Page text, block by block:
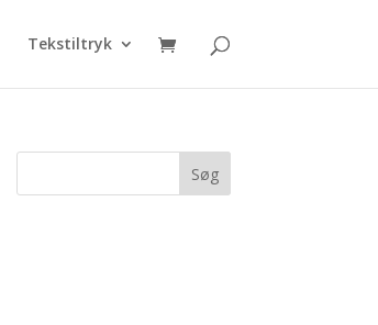
Tekstiltryk
Søg